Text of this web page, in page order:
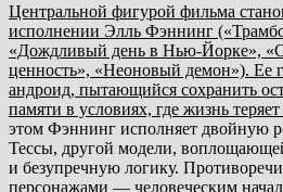
Центральной фигурой фильма
исполнении Элль Фэннинг
«Дождливый день в Нью-Йорке»,
ценность», «Неоновый демон»).
андроид, пытающийся сохранить
памяти в условиях, где жизнь
этом Фэннинг исполняет двойную
Тессы, другой модели,
и безупречную логику.
персонажами — человеческим